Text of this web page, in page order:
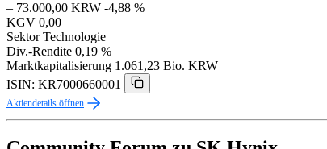
– 73.000,00 KRW -4,88 %
KGV 0,00
Sektor Technologie
Div.-Rendite 0,19 %
Marktkapitalisierung 1.061,23 Bio. KRW
ISIN: KR7000660001
Aktiendetails öffnen